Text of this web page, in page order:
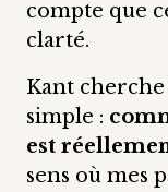
compte que
clarté.
Kant
simple :
est
sens où mes